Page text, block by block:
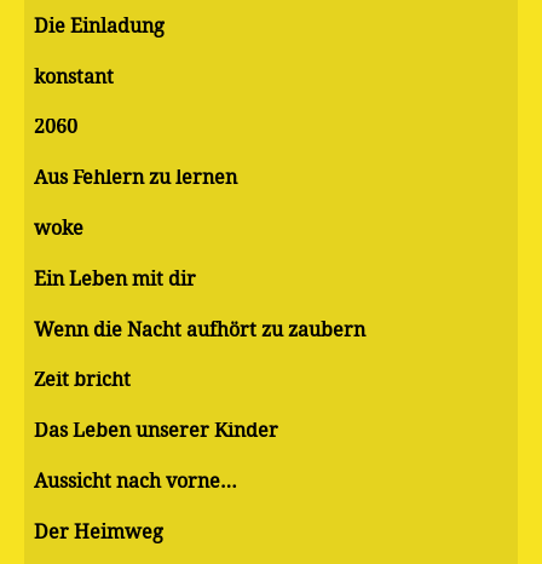
Die Einladung
konstant
2060
Aus Fehlern zu lernen
woke
Ein Leben mit dir
Wenn die Nacht aufhört zu zaubern
Zeit bricht
Das Leben unserer Kinder
Aussicht nach vorne…
Der Heimweg